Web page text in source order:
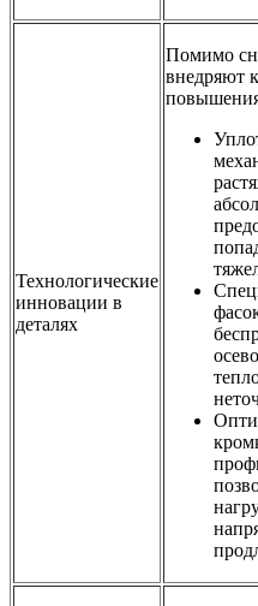
Технологические
инновации в
деталях
Помимо
внедряют